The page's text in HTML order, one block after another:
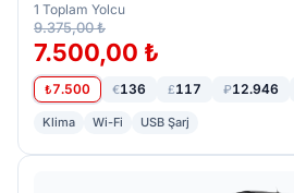
1 Toplam Yolcu
9.375,00 ₺
7.500,00 ₺
₺7.500 €136 £117 ₽12.946
Klima Wi-Fi USB Şarj